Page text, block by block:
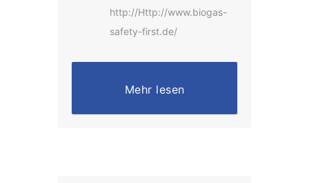
http://Http://www.biogas-
safety-first.de/
Mehr lesen